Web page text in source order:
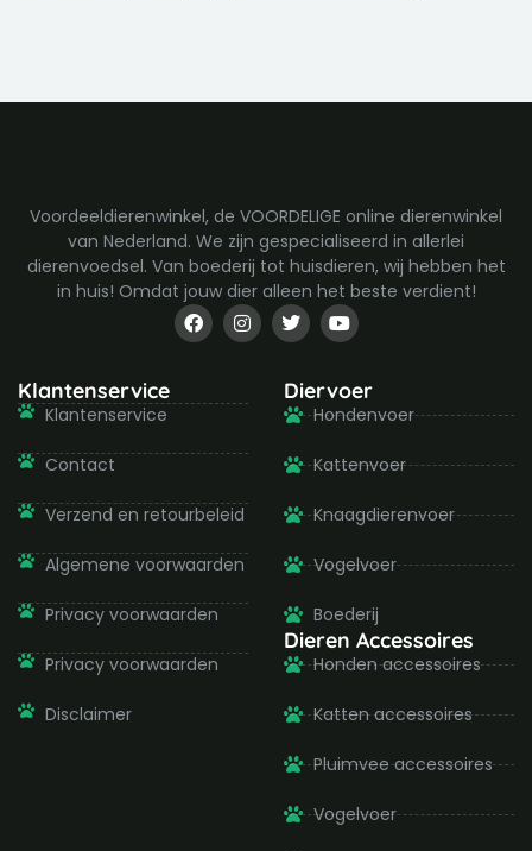
Voordeeldierenwinkel, de VOORDELIGE online dierenwinkel
van Nederland. We zijn gespecialiseerd in allerlei
dierenvoedsel. Van boederij tot huisdieren, wij hebben het
in huis! Omdat jouw dier alleen het beste verdient!
F
a
c
o
I
n
s
g
T
w
i
t
e
r
Y
o
u
u
b
e
Klantenservice
Klantenservice
Contact
Verzend en retourbeleid
Algemene voorwaarden
Privacy voorwaarden
Privacy voorwaarden
Disclaimer
Diervoer
Hondenvoer
Kattenvoer
Knaagdierenvoer
Vogelvoer
Boederij
Dieren Accessoires
Honden accessoires
Katten accessoires
Pluimvee accessoires
Vogelvoer